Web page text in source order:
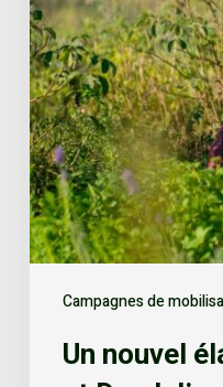
Campagnes de
Un nouvel